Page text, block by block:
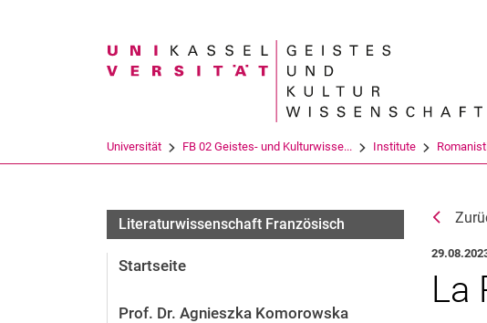
Suchbegriff
Universität FB 02 Geistes- und Kulturwisse... Institute
Literaturwissenschaft Französisch
Startseite
Prof. Dr. Agnieszka Komorowska La